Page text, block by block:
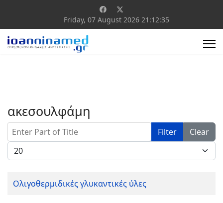
Friday, 07 August 2026 21:12:35
ακεσουλφάμη
Enter Part of Title Filter
Clear
Display #
Ολιγοθερμιδικές γλυκαντικές ύλες